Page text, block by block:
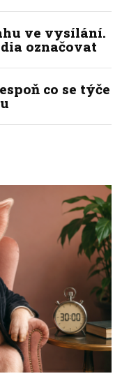
ve vysílání.
označovat
co se týče